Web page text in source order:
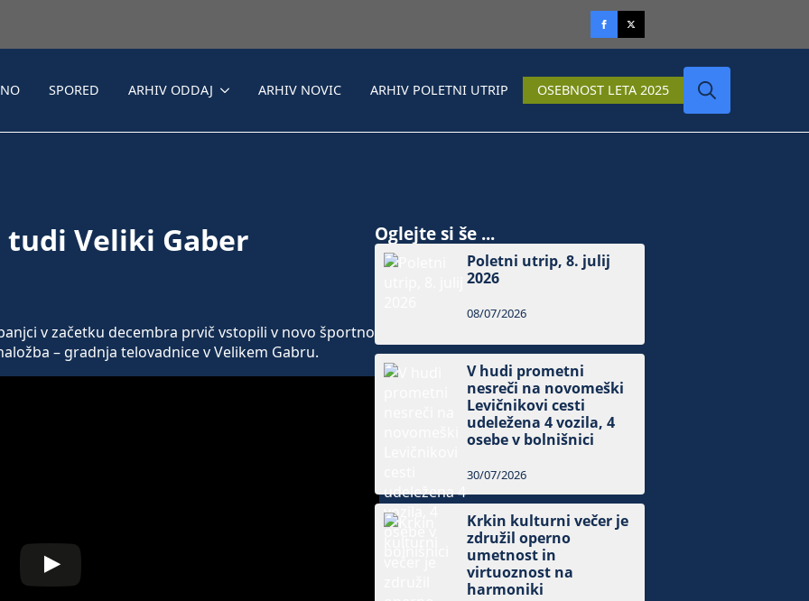
SPORED ARHIV ODDAJ ARHIV NOVIC ARHIV POLETNI UTRIP OSEBNOST LETA 2025
Veliki Gaber
v začetku decembra prvič vstopili v novo športno
– gradnja telovadnice v Velikem Gabru.
Oglejte si še ...
Poletni utrip, 8. julij
2026
08/07/2026
V hudi prometni
nesreči na novomeški
Levičnikovi cesti
udeležena 4 vozila, 4
osebe v bolnišnici
30/07/2026
Krkin kulturni večer je
združil operno
umetnost in
virtuoznost na
harmoniki